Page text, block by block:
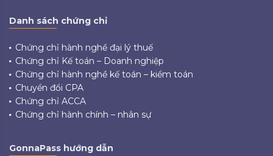
Danh sách chứng chỉ
Chứng chỉ hành nghề đại lý thuế
Chứng chỉ Kế toán – Doanh nghiệp
Chứng chỉ hành nghề kế toán – kiểm toán
Chuyển đổi CPA
Chứng chỉ ACCA
Chứng chỉ hành chính – nhân sự
GonnaPass hướng dẫn